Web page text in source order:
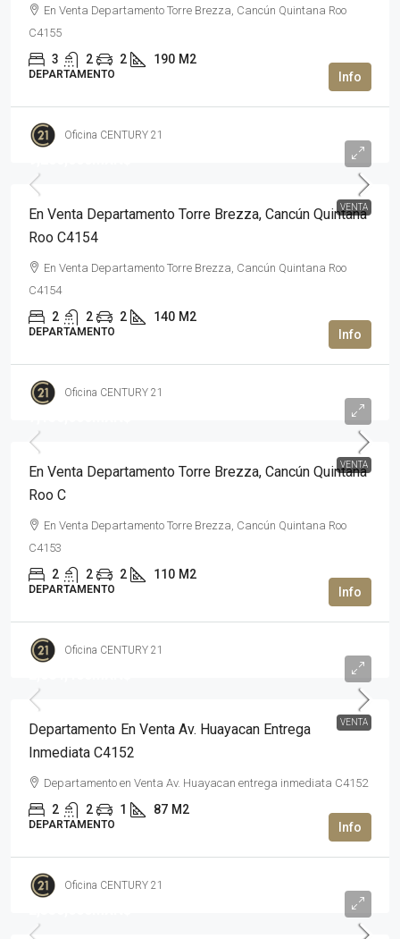
En Venta Departamento Torre Brezza, Cancún Quintana Roo
C4155
3 2 2 190 M2
DEPARTAMENTO
Oficina CENTURY 21
VENTA
En Venta Departamento Torre Brezza, Cancún Quintana
Roo C4154
En Venta Departamento Torre Brezza, Cancún Quintana Roo
C4154
2 2 2 140 M2
DEPARTAMENTO
Oficina CENTURY 21
VENTA
En Venta Departamento Torre Brezza, Cancún Quintana
Roo C
En Venta Departamento Torre Brezza, Cancún Quintana Roo
C4153
2 2 2 110 M2
DEPARTAMENTO
Oficina CENTURY 21
VENTA
Departamento En Venta Av. Huayacan Entrega
Inmediata C4152
Departamento en Venta Av. Huayacan entrega inmediata C4152
2 2 1 87 M2
DEPARTAMENTO
Oficina CENTURY 21